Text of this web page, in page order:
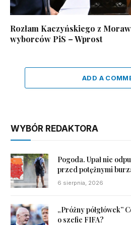
Rozłam Kaczyńskiego z
wyborców PiS – Wprost
ADD A
WYBÓR REDAKTORA
Pogoda. Upał nie
przed potężnymi
6 sierpnia, 2026
„Próżny półgłówek”
o szefie FIFA?